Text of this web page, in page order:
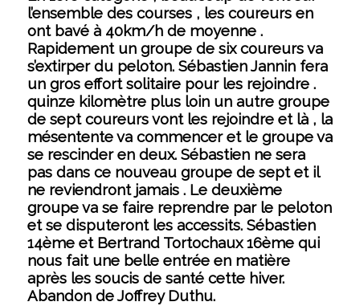
l’ensemble des courses , les coureurs en
ont bavé à 40km/h de moyenne .
Rapidement un groupe de six coureurs va
s’extirper du peloton. Sébastien Jannin fera
un gros effort solitaire pour les rejoindre .
quinze kilomètre plus loin un autre groupe
de sept coureurs vont les rejoindre et là , la
mésentente va commencer et le groupe va
se rescinder en deux. Sébastien ne sera
pas dans ce nouveau groupe de sept et il
ne reviendront jamais . Le deuxième
groupe va se faire reprendre par le peloton
et se disputeront les accessits. Sébastien
14ème et Bertrand Tortochaux 16ème qui
nous fait une belle entrée en matière
après les soucis de santé cette hiver.
Abandon de Joffrey Duthu.